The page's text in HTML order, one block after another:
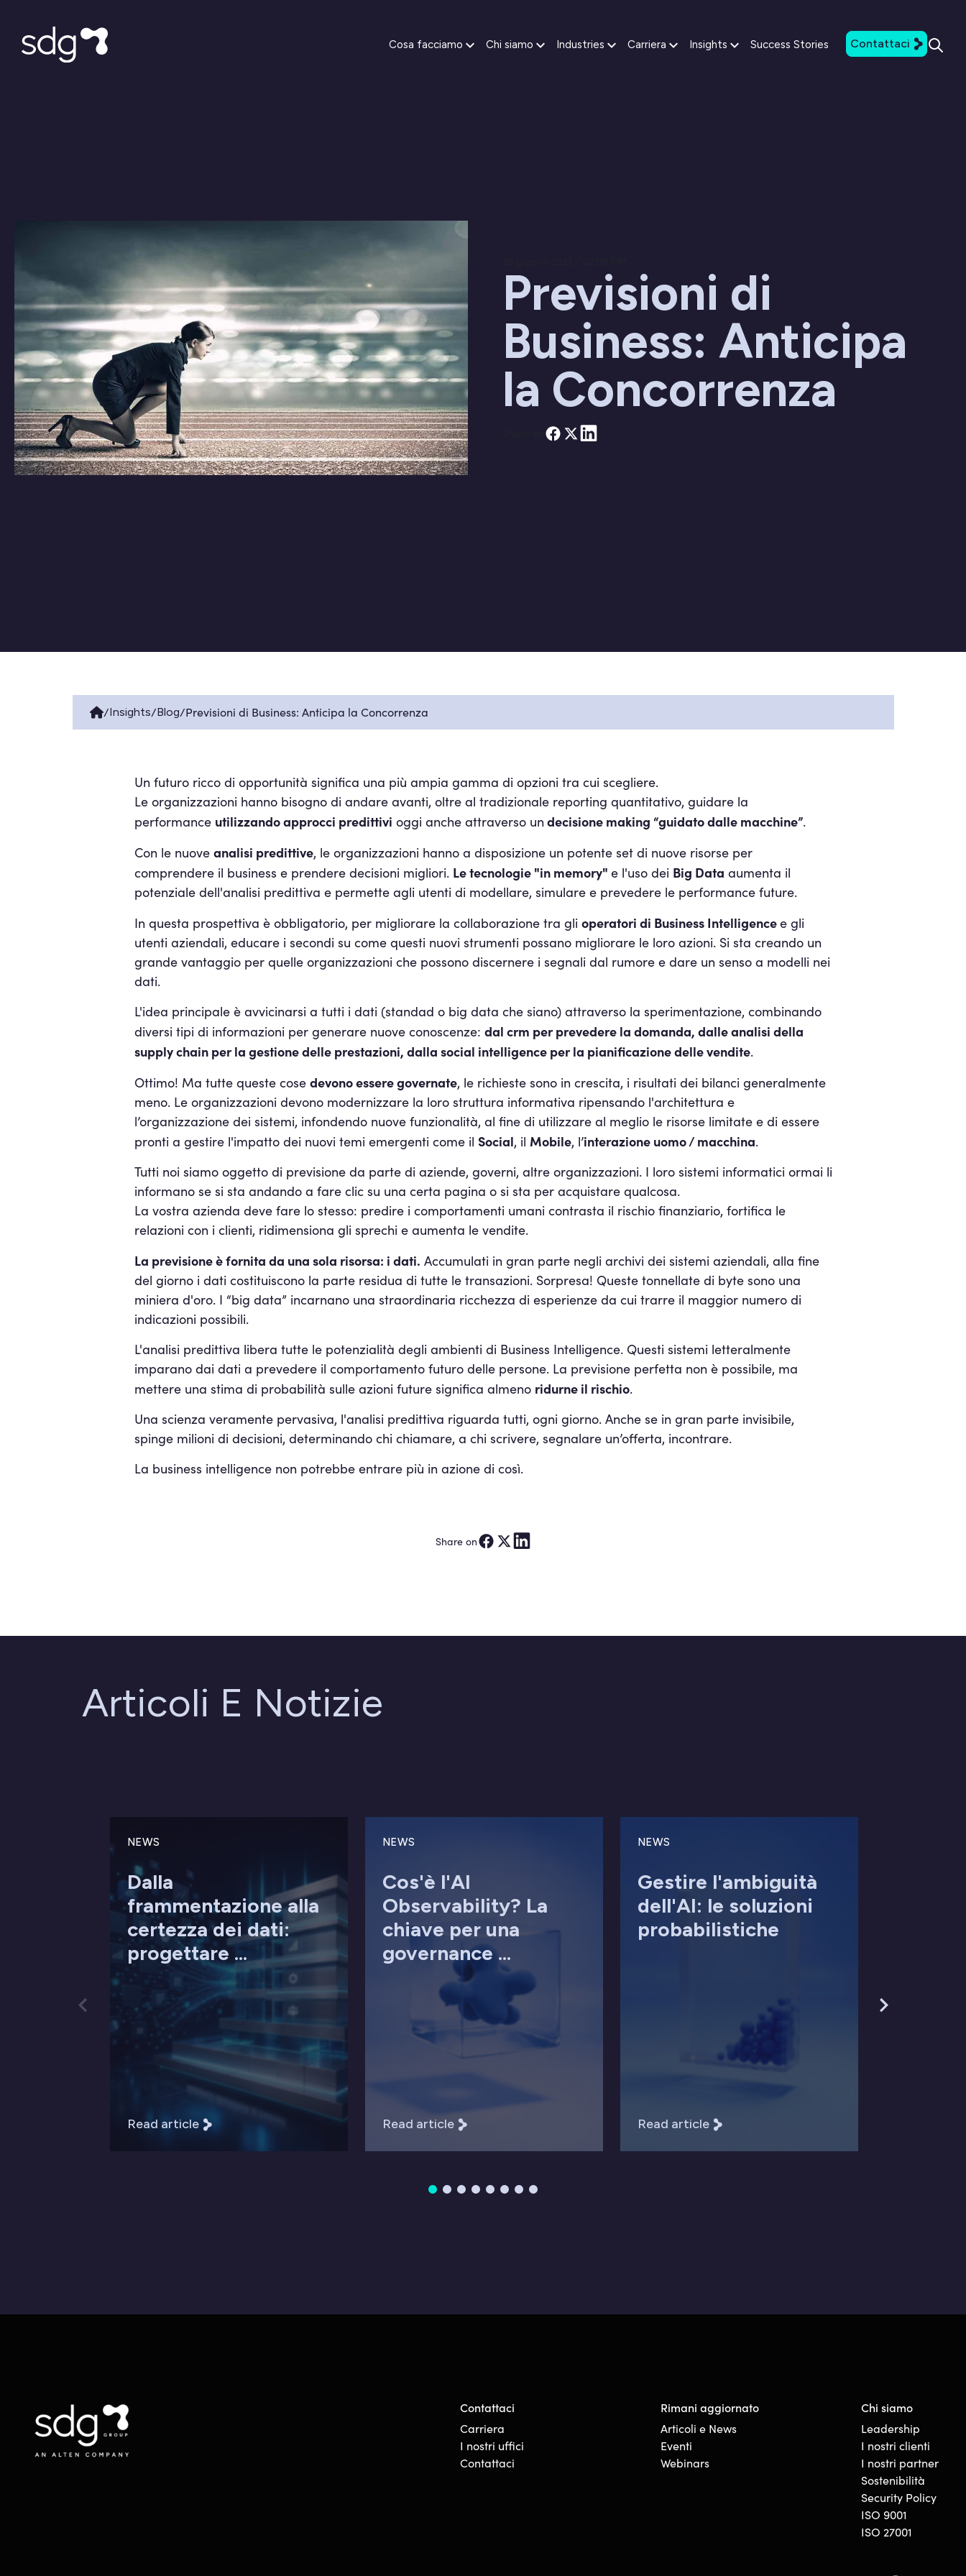
Cosa facciamo Chi siamo Industries Carriera Insights Success Stories Contattaci
Previsioni di
Business: Anticipa
la Concorrenza
/Insights/Blog/Previsioni di Business: Anticipa la Concorrenza
Un futuro ricco di opportunità significa una più ampia gamma di opzioni tra cui scegliere.
Le organizzazioni hanno bisogno di andare avanti, oltre al tradizionale reporting quantitativo, guidare la
performance utilizzando approcci predittivi oggi anche attraverso undecisione making “guidato dalle macchine”.
Con le nuove analisi predittive, le organizzazioni hanno a disposizione un potente set di nuove risorse per
comprendere il business e prendere decisioni migliori. Le tecnologie "in memory" e l'uso dei Big Data aumenta il
potenziale dell'analisi predittiva e permette agli utenti di modellare, simulare e prevedere le performance future.
In questa prospettiva è obbligatorio, per migliorare la collaborazione tra gli operatori di Business Intelligencee gli
utenti aziendali, educare i secondi su come questi nuovi strumenti possano migliorare le loro azioni. Si sta creando un
grande vantaggio per quelle organizzazioni che possono discernere i segnali dal rumore e dare un senso a modelli nei
dati.
L'idea principale è avvicinarsi a tutti i dati (standad o big data che siano) attraverso la sperimentazione, combinando
diversi tipi di informazioni per generare nuove conoscenze: dal crm per prevedere la domanda, dalle analisi della
supply chain per la gestione delle prestazioni, dalla social intelligence per la pianificazione delle vendite.
Ottimo! Ma tutte queste cose devono essere governate, le richieste sono in crescita, i risultati dei bilanci generalmente
meno. Le organizzazioni devono modernizzare la loro struttura informativa ripensando l'architettura e
l’organizzazione dei sistemi, infondendo nuove funzionalità, al fine di utilizzare al meglio le risorse limitate e di essere
pronti a gestire l'impatto dei nuovi temi emergenti come il Social, il Mobile, l’interazione uomo / macchina.
Tutti noi siamo oggetto di previsione da parte di aziende, governi, altre organizzazioni. I loro sistemi informatici ormai li
informano se si sta andando a fare clic su una certa pagina o si sta per acquistare qualcosa.
La vostra azienda deve fare lo stesso: predire i comportamenti umani contrasta il rischio finanziario, fortifica le
relazioni con i clienti, ridimensiona gli sprechi e aumenta le vendite.
La previsione è fornita da una sola risorsa: i dati. Accumulati in gran parte negli archivi dei sistemi aziendali, alla fine
del giorno i dati costituiscono la parte residua di tutte le transazioni. Sorpresa! Queste tonnellate di byte sono una
miniera d'oro. I “big data” incarnano una straordinaria ricchezza di esperienze da cui trarre il maggior numero di
indicazioni possibili.
L'analisi predittiva libera tutte le potenzialità degli ambienti di Business Intelligence. Questi sistemi letteralmente
imparano dai dati a prevedere il comportamento futuro delle persone. La previsione perfetta non è possibile, ma
mettere una stima di probabilità sulle azioni future significa almeno ridurne il rischio.
Una scienza veramente pervasiva, l'analisi predittiva riguarda tutti, ogni giorno. Anche se in gran parte invisibile,
spinge milioni di decisioni, determinando chi chiamare, a chi scrivere, segnalare un’offerta, incontrare.
La business intelligence non potrebbe entrare più in azione di così.
Share on
Articoli E Notizie
NEWS
Dalla
frammentazione alla
certezza dei dati:
progettare ...
Read article
NEWS
Cos'è l'AI
Observability? La
chiave per una
governance ...
Read article
NEWS
Gestire l'ambiguità
dell'AI: le soluzioni
probabilistiche
Read article
Contattaci
Carriera
I nostri uffici
Contattaci
Rimani aggiornato
Articoli e News
Eventi
Webinars
Chi siamo
Leadership
I nostri clienti
I nostri partner
Sostenibilità
Security Policy
ISO 9001
ISO 27001